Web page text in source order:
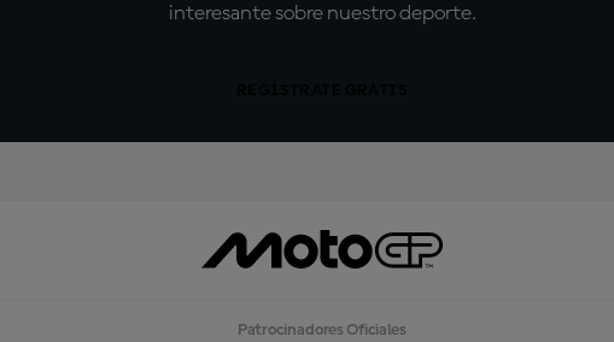
interesante sobre nuestro deporte.
Patrocinadores Oficiales